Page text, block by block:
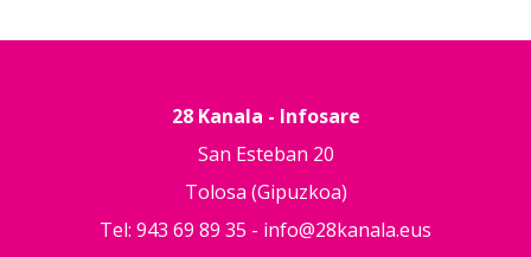
28 Kanala - Infosare
San Esteban 20
Tolosa (Gipuzkoa)
Tel: 943 69 89 35 - info@28kanala.eus